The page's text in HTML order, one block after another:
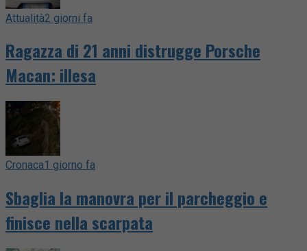
Attualità2 giorni fa
Ragazza di 21 anni distrugge Porsche
Macan: illesa
Cronaca1 giorno fa
Sbaglia la manovra per il parcheggio e
finisce nella scarpata